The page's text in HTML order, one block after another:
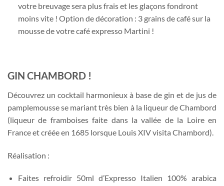
votre breuvage sera plus frais et les glaçons fondront
moins vite ! Option de décoration : 3 grains de café sur la
mousse de votre café expresso Martini !
GIN CHAMBORD !
Découvrez un cocktail harmonieux à base de gin et de jus de
pamplemousse se mariant très bien à la liqueur de Chambord
(liqueur de framboises faite dans la vallée de la Loire en
France et créée en 1685 lorsque Louis XIV visita Chambord).
Réalisation :
Faites refroidir 50ml d’Expresso Italien 100% arabica